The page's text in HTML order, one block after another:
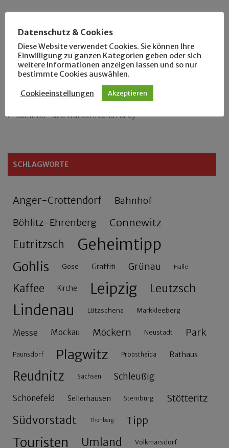
Rennfahrer in Schönefeld und Zschocher
Zu Fuß durch Anger-Crottendorf
Sammler- und Wanderfreund Hardy
SCHLAGWORTE
Anger-Crottendorf Bahnhof
Böhlitz-Ehrenberg Connewitz
Eutritzsch Geheimtipp
Gohlis Gose Graffiti Grünau Halle
Kaffee Kirche Leipzig Leutzsch
Lindenau Lützschena Markkleeberg
Messe Mockau Möckern Neustadt Park
Paunsdorf Plagwitz Probstheida Rathaus
Reudnitz Sachsen Schleußig
Schönefeld Sellerhausen Sternburg Stötteritz
Südvorstadt Thonberg Tipp
Touristen Umland Volkmarsdorf
Datenschutz & Cookies
Diese Website verwendet Cookies. Sie können Ihre
Einwilligung zu ganzen Kategorien geben oder sich
weitere Informationen anzeigen lassen und so nur
bestimmte Cookies auswählen.
Cookieeinstellungen Akzeptieren